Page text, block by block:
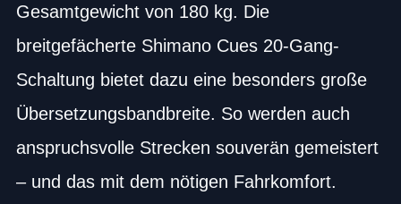
Gesamtgewicht von 180 kg. Die
breitgefächerte Shimano Cues 20-Gang-
Schaltung bietet dazu eine besonders große
Übersetzungsbandbreite. So werden auch
anspruchsvolle Strecken souverän gemeistert
– und das mit dem nötigen Fahrkomfort.